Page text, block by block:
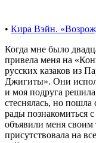
• Кира Вэйн.
Когда мне было
привела меня на
русских казаков из
Джигиты». Они
и моя подруга
стеснялась, но пошла
рады познакомиться
объявили меня своим
присутствовала на